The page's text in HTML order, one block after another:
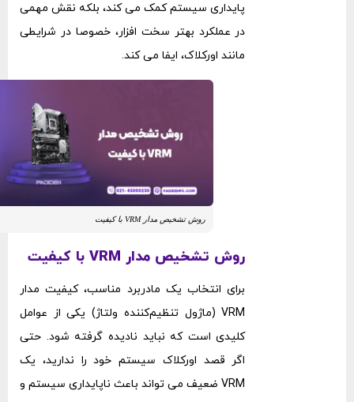
پایداری سیستم کمک می ‌کند، بلکه نقش مهمی
در عملکرد بهتر سخت ‌افزار، خصوصا در شرایطی
مانند اورکلاک، ایفا می ‌کند.
روش تشخیص مدار VRM با کیفیت
روش تشخیص مدار VRM با کیفیت
برای انتخاب یک مادربرد مناسب، کیفیت مدار
VRM (ماژول تنظیم‌کننده ولتاژ) یکی از عوامل
کلیدی است که نباید نادیده گرفته شود. حتی
اگر قصد اورکلاک سیستم خود را ندارید، یک
VRM ضعیف می ‌تواند باعث ناپایداری سیستم و